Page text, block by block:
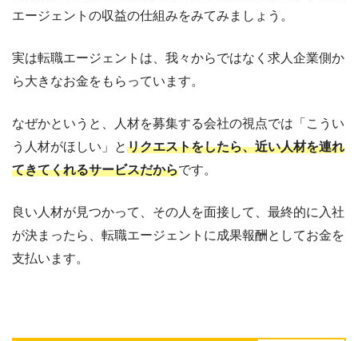
エージェントの収益の仕組みをみてみましょう。
実は転職エージェントは、我々からではなく求人企業側か
ら大きなお金をもらっています。
なぜかというと、人材を募集する会社の視点では 「こうい
う人材がほしい」とリクエストをしたら、近い人材を連れ
てきてくれるサービスだからです。
良い人材が見つかって、その人を面接して、最終的に入社
が決まったら、 転職エージェントに成果報酬としてお金を
支払います。